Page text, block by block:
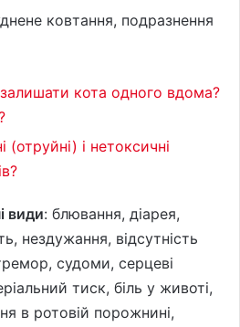
ковтання, подразнення
кота одного вдома?
і нетоксичні
види: блювання, діарея,
нездужання, відсутність
судоми, серцеві
тиск, біль у животі,
в ротовій порожнині,